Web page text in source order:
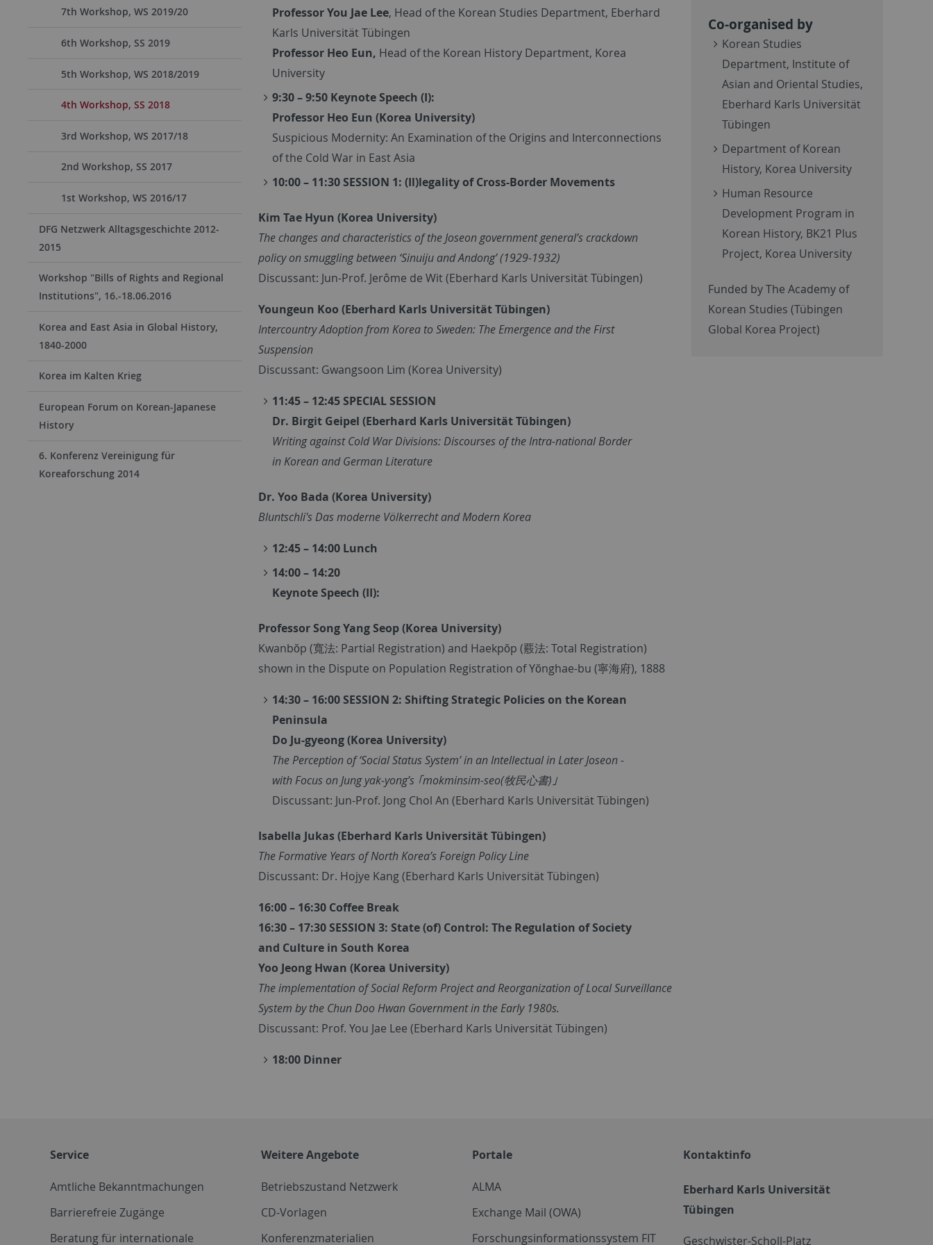
7th Workshop, WS 2019/20
6th Workshop, SS 2019
5th Workshop, WS 2018/2019
4th Workshop, SS 2018
3rd Workshop, WS 2017/18
2nd Workshop, SS 2017
1st Workshop, WS 2016/17
DFG Netzwerk Alltagsgeschichte 2012-
2015
Workshop "Bills of Rights and Regional
Institutions", 16.-18.06.2016
Korea and East Asia in Global History,
1840-2000
Korea im Kalten Krieg
European Forum on Korean-Japanese
History
6. Konferenz Vereinigung für
Koreaforschung 2014
Professor You Jae Lee, Head of the Korean Studies Department, Eberhard
Karls Universität Tübingen
Professor Heo Eun, Head of the Korean History Department, Korea
University
9:30 – 9:50 Keynote Speech (I):
Professor Heo Eun (Korea University)
Suspicious Modernity: An Examination of the Origins and Interconnections
of the Cold War in East Asia
10:00 – 11:30 SESSION 1: (Il)legality of Cross-Border Movements
Kim Tae Hyun (Korea University)
The changes and characteristics of the Joseon government general’s crackdown
policy on smuggling between ‘Sinuiju and Andong’ (1929-1932)
Discussant: Jun-Prof. Jerôme de Wit (Eberhard Karls Universität Tübingen)
Youngeun Koo (Eberhard Karls Universität Tübingen)
Intercountry Adoption from Korea to Sweden: The Emergence and the First
Suspension
Discussant: Gwangsoon Lim (Korea University)
11:45 – 12:45 SPECIAL SESSION
Dr. Birgit Geipel (Eberhard Karls Universität Tübingen)
Writing against Cold War Divisions: Discourses of the Intra-national Border
in Korean and German Literature
Dr. Yoo Bada (Korea University)
Bluntschli's Das moderne Völkerrecht and Modern Korea
12:45 – 14:00 Lunch
14:00 – 14:20
Keynote Speech (II):
Professor Song Yang Seop (Korea University)
Kwanbŏp (寬法: Partial Registration) and Haekpŏp (覈法: Total Registration)
shown in the Dispute on Population Registration of Yŏnghae-bu (寧海府), 1888
14:30 – 16:00 SESSION 2: Shifting Strategic Policies on the Korean
Peninsula
Do Ju-gyeong (Korea University)
The Perception of ‘Social Status System’ in an Intellectual in Later Joseon -
with Focus on Jung yak-yong’s ｢mokminsim-seo(牧民心書)｣
Discussant: Jun-Prof. Jong Chol An (Eberhard Karls Universität Tübingen)
Isabella Jukas(Eberhard Karls Universität Tübingen)
The Formative Years of North Korea’s Foreign Policy Line
Discussant: Dr. Hojye Kang (Eberhard Karls Universität Tübingen)
16:00 – 16:30 Coffee Break
16:30 – 17:30 SESSION 3: State (of) Control: The Regulation of Society
and Culture in South Korea
Yoo Jeong Hwan (Korea University)
The implementation of Social Reform Project and Reorganization of Local Surveillance
System by the Chun Doo Hwan Government in the Early 1980s.
Discussant: Prof. You Jae Lee (Eberhard Karls Universität Tübingen)
18:00 Dinner
Co-organised by
Korean Studies
Department, Institute of
Asian and Oriental Studies,
Eberhard Karls Universität
Tübingen
Department of Korean
History, Korea University
Human Resource
Development Program in
Korean History, BK21 Plus
Project, Korea University
Funded by The Academy of
Korean Studies (Tübingen
Global Korea Project)
Service
Amtliche Bekanntmachungen
Barrierefreie Zugänge
Beratung für internationale
Weitere Angebote
Betriebszustand Netzwerk
CD-Vorlagen
Konferenzmaterialien
Portale
ALMA
Exchange Mail (OWA)
Forschungsinformationssystem FIT
Kontaktinfo
Eberhard Karls Universität
Tübingen
Geschwister-Scholl-Platz